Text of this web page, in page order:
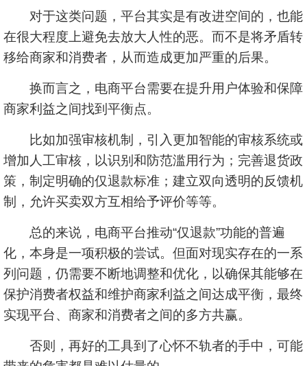
对于这类问题，平台其实是有改进空间的，也能
在很大程度上避免去放大人性的恶。而不是将矛盾转
移给商家和消费者，从而造成更加严重的后果。
换而言之，电商平台需要在提升用户体验和保障
商家利益之间找到平衡点。
比如加强审核机制，引入更加智能的审核系统或
增加人工审核，以识别和防范滥用行为；完善退货政
策，制定明确的仅退款标准；建立双向透明的反馈机
制，允许买卖双方互相给予评价等等。
总的来说，电商平台推动“仅退款”功能的普遍
化，本身是一项积极的尝试。但面对现实存在的一系
列问题，仍需要不断地调整和优化，以确保其能够在
保护消费者权益和维护商家利益之间达成平衡，最终
实现平台、商家和消费者之间的多方共赢。
否则，再好的工具到了心怀不轨者的手中，可能